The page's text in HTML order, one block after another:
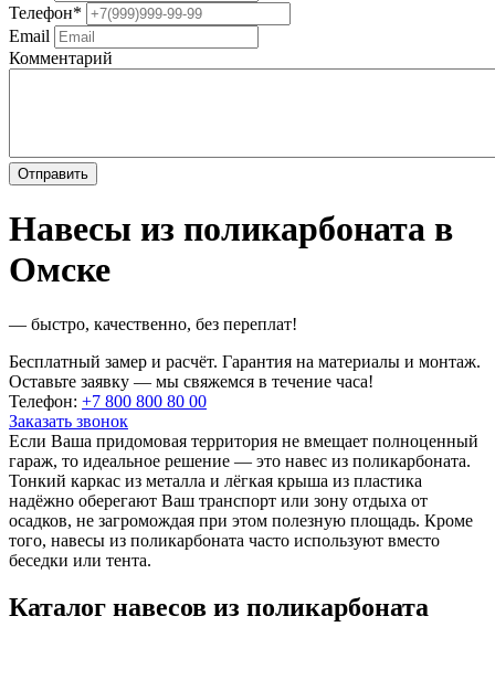
Телефон*
Email
Комментарий
Навесы из поликарбоната в
Омске
— быстро, качественно, без переплат!
Бесплатный замер и расчёт. Гарантия на материалы и монтаж.
Оставьте заявку — мы свяжемся в течение часа!
Телефон: +7 800 800 80 00
Заказать звонок
Если Ваша придомовая территория не вмещает полноценный
гараж, то идеальное решение — это навес из поликарбоната.
Тонкий каркас из металла и лёгкая крыша из пластика
надёжно оберегают Ваш транспорт или зону отдыха от
осадков, не загромождая при этом полезную площадь. Кроме
того, навесы из поликарбоната часто используют вместо
беседки или тента.
Каталог навесов из поликарбоната